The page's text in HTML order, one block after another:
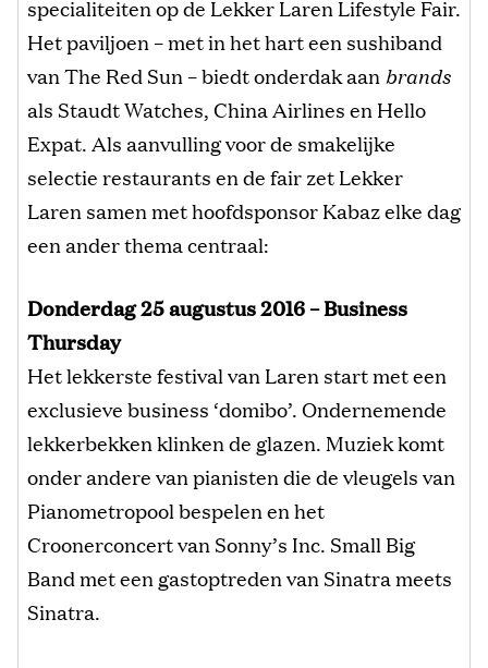
specialiteiten op de Lekker Laren Lifestyle Fair.
Het paviljoen – met in het hart een sushiband
van The Red Sun – biedt onderdak aan brands
als Staudt Watches, China Airlines en Hello
Expat. Als aanvulling voor de smakelijke
selectie restaurants en de fair zet Lekker
Laren samen met hoofdsponsor Kabaz elke dag
een ander thema centraal:
Donderdag 25 augustus 2016 – Business
Thursday
Het lekkerste festival van Laren start met een
exclusieve business ‘domibo’. Ondernemende
lekkerbekken klinken de glazen. Muziek komt
onder andere van pianisten die de vleugels van
Pianometropool bespelen en het
Croonerconcert van Sonny’s Inc. Small Big
Band met een gastoptreden van Sinatra meets
Sinatra.